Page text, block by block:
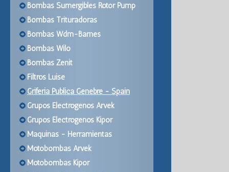
Bombas Sumergibles Rotor Pump
Bombas Trituradoras
Bombas Wdm-Barnes
Bombas Wilo
Bombas Zenit
Filtros Luise
Griferia Publica Genebre - Spain
Grupos Electrogenos Arvek
Grupos Electrogenos Kipor
Maquinas - Herramientas
Motobombas Arvek
Motobombas Kipor